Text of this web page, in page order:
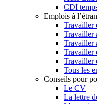
CDI
Emplois à
Travailler
Travailler
Travailler
Travailler
Travailler
Tous les
Conseils pour
Le CV
La lettre